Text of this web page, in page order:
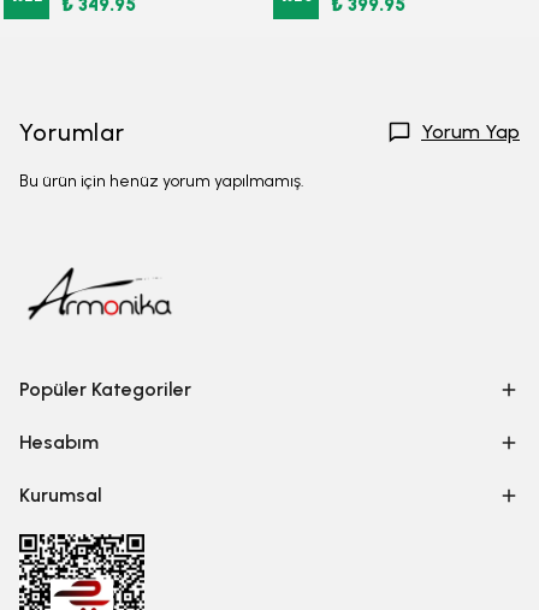
Yorumlar Yorum Yap
Bu ürün için henüz yorum yapılmamış.
Popüler Kategoriler
Hesabım
Kurumsal